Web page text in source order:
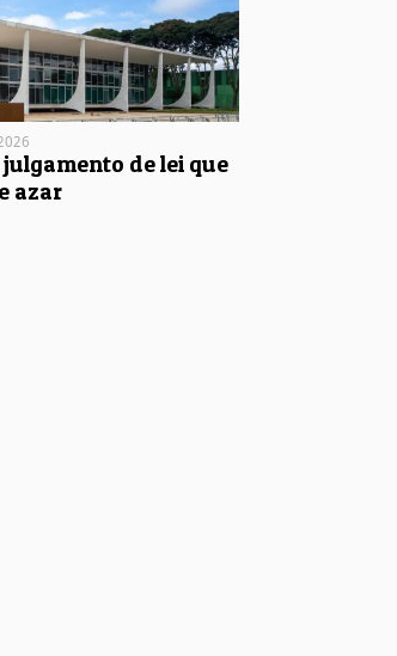
julgamento de lei que
azar